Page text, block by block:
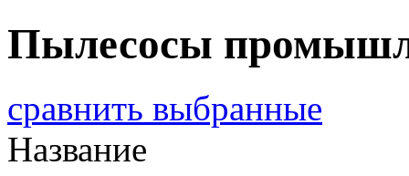
Пылесосы
сравнить выбранные
Название